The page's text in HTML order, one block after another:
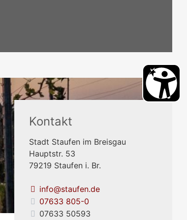
Kontakt
Stadt Staufen im Breisgau
Hauptstr. 53
79219 Staufen i. Br.
info@staufen.de
07633 805-0
07633 50593